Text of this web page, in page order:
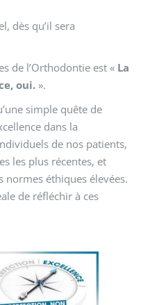
dès qu’il sera
de l’Orthodontie est « La
oui. ».
simple quête de
dans la
de nos patients,
les plus récentes, et
normes éthiques élevées.
de réfléchir à ces